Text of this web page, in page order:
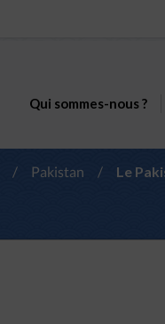
Qui sommes-nous ?
/ Pakistan / Le